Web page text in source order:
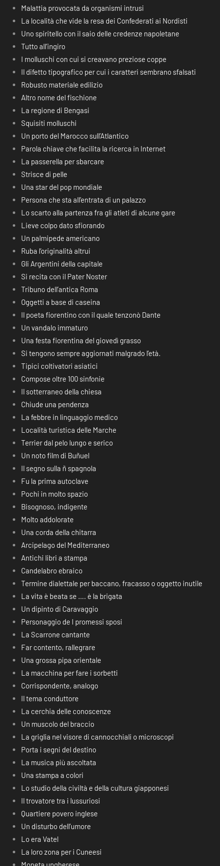
Malattia provocata da organismi intrusi
La località che vide la resa dei Confederati ai Nordisti
Uno spiritello con il saio delle credenze napoletane
Tutto all’ingiro
I molluschi con cui si creavano preziose coppe
Il difetto tipografico per cui i caratteri sembrano sfalsati
Robusto materiale edilizio
Altro nome del fischione
La regione di Bengasi
Squisiti molluschi
Un porto del Marocco sull’Atlantico
Parola chiave che facilita la ricerca in Internet
La passerella per sbarcare
Strisce di pelle
Una star del pop mondiale
Persona che sta all’entrata di un palazzo
Lo scarto alla partenza fra gli atleti di alcune gare
Lieve colpo dato sfiorando
Un palmipede americano
Ruba l’originalità altrui
Gli Argentini della capitale
Si recita con il Pater Noster
Tribuno dell’antica Roma
Oggetti a base di caseina
Il poeta fiorentino con il quale tenzonò Dante
Un vandalo immaturo
Una festa fiorentina del giovedì grasso
Si tengono sempre aggiornati malgrado l’età.
Tipici coltivatori asiatici
Compose oltre 100 sinfonie
Il sotterraneo della chiesa
Chiude una pendenza
La febbre in linguaggio medico
Località turistica delle Marche
Terrier dal pelo lungo e serico
Un noto film di Buñuel
Il segno sulla ñ spagnola
Fu la prima autoclave
Pochi in molto spazio
Bisognoso, indigente
Molto addolorate
Una corda della chitarra
Arcipelago del Mediterraneo
Antichi libri a stampa
Candelabro ebraico
Termine dialettale per baccano, fracasso o oggetto inutile
La vita è beata se …. è la brigata
Un dipinto di Caravaggio
Personaggio de I promessi sposi
La Scarrone cantante
Far contento, rallegrare
Una grossa pipa orientale
La macchina per fare i sorbetti
Corrispondente, analogo
Il tema conduttore
La cerchia delle conoscenze
Un muscolo del braccio
La griglia nel visore di cannocchiali o microscopi
Porta i segni del destino
La musica più ascoltata
Una stampa a colori
Lo studio della civiltà e della cultura giapponesi
Il trovatore tra i lussuriosi
Quartiere povero inglese
Un disturbo dell’umore
Lo era Vatel
La loro zona per i Cuneesi